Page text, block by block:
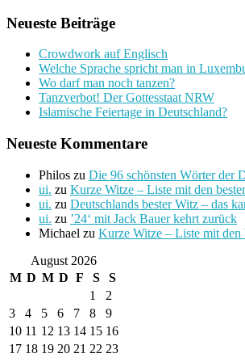
Neueste Beiträge
Crowdwork auf Englisch
Welche Sprache spricht man in
Wo darf man noch tanzen?
Tanzverbot! Der Gottesstaat NRW
Islamische Feiertage in Deutschland?
Neueste Kommentare
Philos zu Die 96 schönsten Wörter der
ui. zu Kurze Witze – Liste mit den
ui. zu Deutschlands bester Witz – das
ui. zu ’24‘ mit Jack Bauer kehrt zurück
Michael zu Kurze Witze – Liste mit den
August 2026
M D M D F S
S
1
2
3
4 5 6 7 8
9
10 11 12 13 14 15 16
17 18 19 20 21 22 23